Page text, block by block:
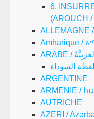
6.
(AROUCH
ALLEMAGNE
Amharique /
ARABE / العَرَبِيَّةُ
ARGENTINE
ARMENIE /
AUTRICHE
AZERI /